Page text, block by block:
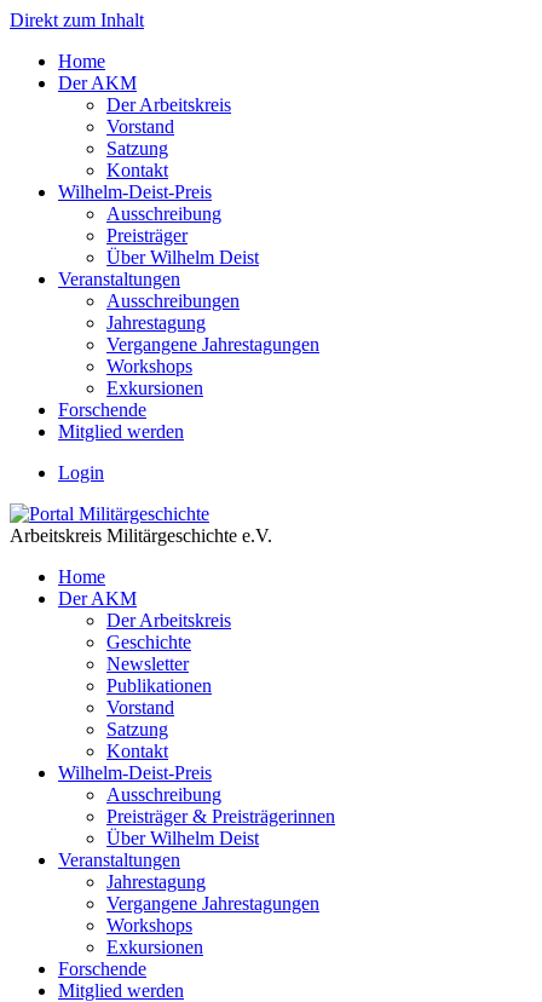
Direkt zum Inhalt
Home
Der AKM
Der Arbeitskreis
Vorstand
Satzung
Kontakt
Wilhelm-Deist-Preis
Ausschreibung
Preisträger
Über Wilhelm Deist
Veranstaltungen
Ausschreibungen
Jahrestagung
Vergangene Jahrestagungen
Workshops
Exkursionen
Forschende
Mitglied werden
Login
Arbeitskreis Militärgeschichte e.V.
Home
Der AKM
Der Arbeitskreis
Geschichte
Newsletter
Publikationen
Vorstand
Satzung
Kontakt
Wilhelm-Deist-Preis
Ausschreibung
Preisträger & Preisträgerinnen
Über Wilhelm Deist
Veranstaltungen
Jahrestagung
Vergangene Jahrestagungen
Workshops
Exkursionen
Forschende
Mitglied werden